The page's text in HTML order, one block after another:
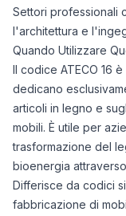
Settori professionali
l'architettura e
Quando Utilizzare
Il codice ATECO 16
dedicano
articoli in legno e
mobili. È utile per
trasformazione del
bioenergia
Differisce da codici
fabbricazione di